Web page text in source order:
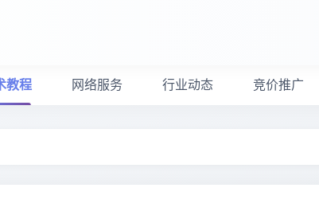
教程 网络服务 行业动态 竞价推广